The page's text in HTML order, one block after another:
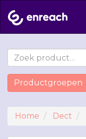
Productgroepen
Home Dect